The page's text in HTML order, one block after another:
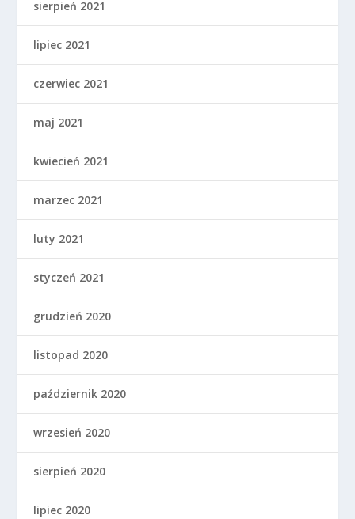
sierpień 2021
lipiec 2021
czerwiec 2021
maj 2021
kwiecień 2021
marzec 2021
luty 2021
styczeń 2021
grudzień 2020
listopad 2020
październik 2020
wrzesień 2020
sierpień 2020
lipiec 2020